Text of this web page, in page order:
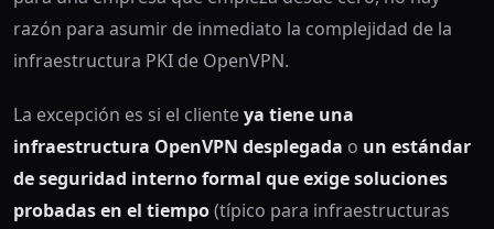
razón para asumir de inmediato la complejidad de la
infraestructura PKI de OpenVPN.
La excepción es si el clienteya tiene una
infraestructura OpenVPN desplegada o un estándar
de seguridad interno formal que exige soluciones
probadas en el tiempo(típico para infraestructuras